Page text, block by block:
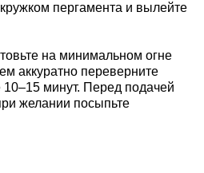
пергамента и вылейте
на минимальном огне
аккуратно переверните
минут. Перед подачей
желании посыпьте